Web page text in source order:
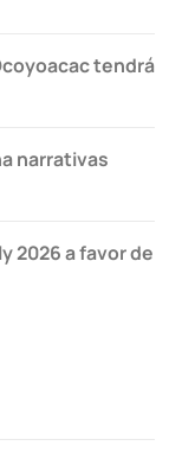
tendrá
narrativas
2026 a favor de